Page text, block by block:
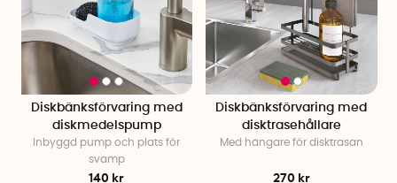
Diskbänksförvaring med
diskmedelspump
Inbyggd pump och plats för
svamp
140 kr
Diskbänksförvaring med
disktrasehållare
Med hängare för disktrasan
270 kr